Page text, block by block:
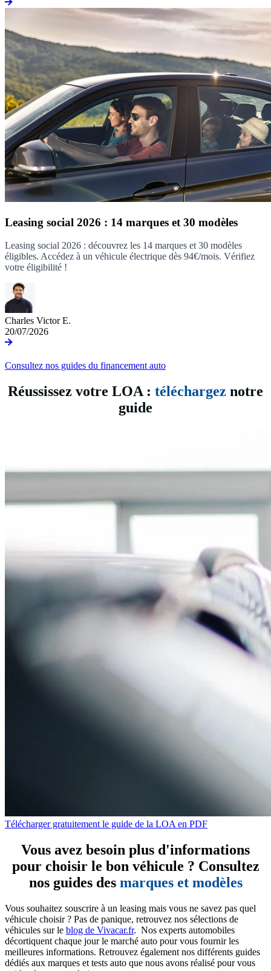
Leasing social 2026 : 14 marques et 30 modèles
Leasing social 2026 : découvrez les 14 marques et 30 modèles
éligibles. Accédez à un véhicule électrique dès 94€/mois. Vérifiez
votre éligibilité !
Charles Victor E.
20/07/2026
Consultez nos guides du financement auto
Réussissez votre LOA : téléchargez notre
guide
Télécharger gratuitement le guide de la LOA en PDF
Vous avez besoin plus d'informations
pour choisir le bon véhicule ? Consultez
nos guides des marques et modèles
Vous souhaitez souscrire à un leasing mais vous ne savez pas quel
véhicule choisir ? Pas de panique, retrouvez nos sélections de
véhicules sur le blog de Vivacar.fr. Nos experts automobiles
décortiquent chaque jour le marché auto pour vous fournir les
meilleures informations. Retrouvez également nos différents guides
dédiés aux marques et tests auto que nous avons réalisé pour vous